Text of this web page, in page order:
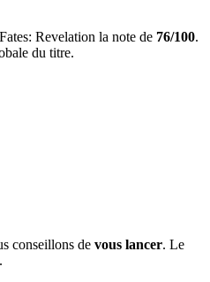
Revelation la note de 76/100.
du titre.
conseillons de vous lancer. Le